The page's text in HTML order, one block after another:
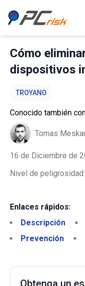
Cómo
dispositivos
TROYANO
Conocido también
Tomas
16 de Diciembre de
Nivel de peligrosidad:
Enlaces rápidos:
Descripción
Prevención
Obtenga un